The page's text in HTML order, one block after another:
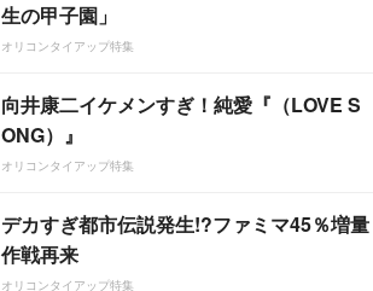
生の甲子園」
オリコンタイアップ特集
向井康二イケメンすぎ！純愛『（LOVE S
ONG）』
オリコンタイアップ特集
デカすぎ都市伝説発生!?ファミマ45％増量
作戦再来
オリコンタイアップ特集